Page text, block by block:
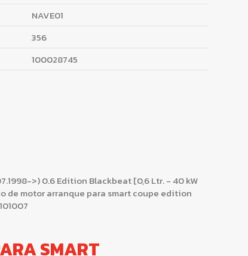
NAVE01
356
100028745
>) 0.6 Edition Blackbeat [0,6 Ltr. - 40 kW
de motor arranque para smart coupe edition
SMART